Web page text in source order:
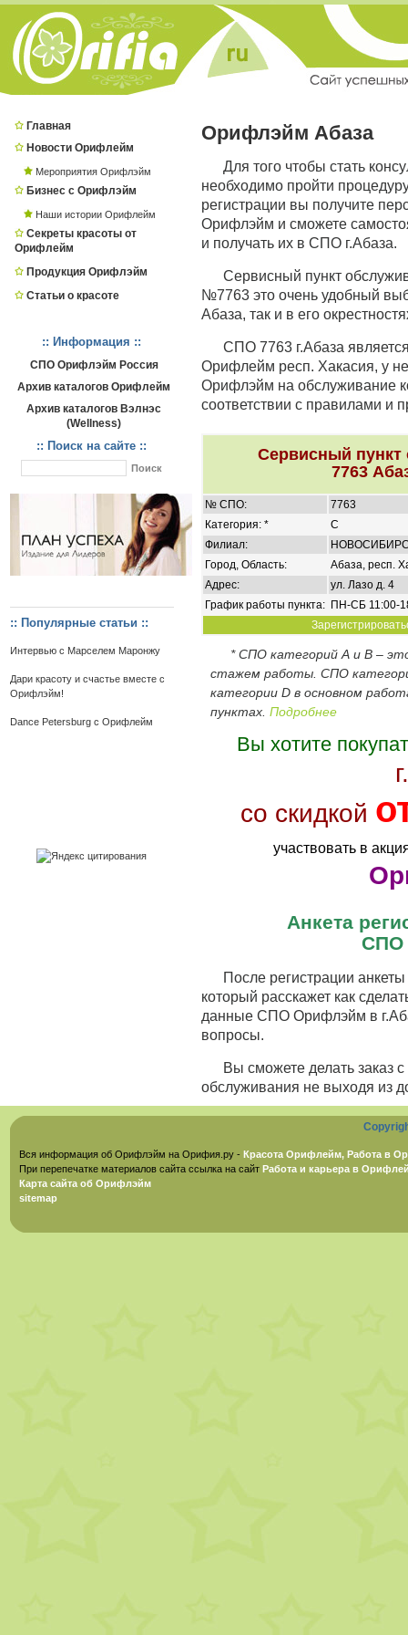
Главная
Новости Орифлейм
Мероприятия Орифлэйм
Бизнес с Орифлэйм
Наши истории Орифлейм
Секреты красоты от
Орифлейм
Продукция Орифлэйм
Статьи о красоте
:: Информация ::
СПО Орифлэйм Россия
Архив каталогов Орифлейм
Архив каталогов Вэлнэс
(Wellness)
:: Поиск на сайте ::
:: Популярные статьи ::
Интервью с Марселем Маронжу
Дари красоту и счастье вместе с
Орифлэйм!
Dance Petersburg с Орифлейм
Орифлэйм Абаза
Для того чтобы стать
необходимо пройти
регистрации вы получите
Орифлэйм и сможете
и получать их в СПО г.Абаза.
Сервисный пункт
№7763 это очень удобный
Абаза, так и в его
СПО 7763 г.Абаза
Орифлейм респ. Хакасия, у
Орифлэйм на обслуживание
соответствии с правилами и
Сервисный
7763
№ СПО:
7763
Категория: *
C
Филиал:
Город, Область:
Абаза, респ.
Адрес:
ул. Лазо д. 4
График работы пункта: ПН-СБ 11:00-
* СПО категорий А и В –
стажем работы. СПО
категории D в основном
пунктах. Подробнее
Вы хотите
со скидкой
участвовать в
Анкета
СПО
После регистрации
который расскажет как
данные СПО Орифлэйм в
вопросы.
Вы сможете делать заказ
обслуживания не выходя из
Вся информация об Орифлэйм на Орифия.ру - Красота Орифлейм, Работа в
При перепечатке материалов сайта ссылка на сайт Работа и карьера в
Карта сайта об Орифлэйм
sitemap